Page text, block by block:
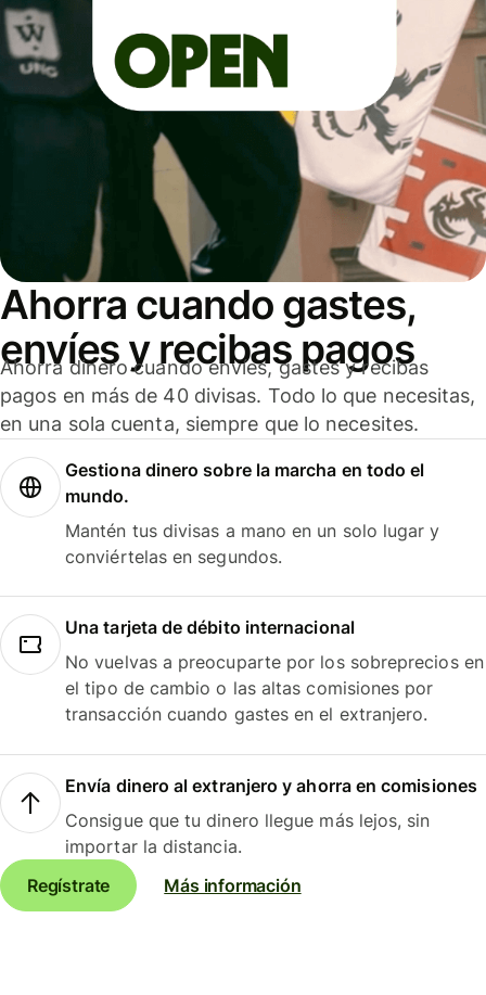
Ahorra cuando gastes,
envíes y recibas pagos
Ahorra dinero cuando envíes, gastes y recibas
pagos en más de 40 divisas. Todo lo que necesitas,
en una sola cuenta, siempre que lo necesites.
Gestiona dinero sobre la marcha en todo el
mundo.
Mantén tus divisas a mano en un solo lugar y
conviértelas en segundos.
Una tarjeta de débito internacional
No vuelvas a preocuparte por los sobreprecios en
el tipo de cambio o las altas comisiones por
transacción cuando gastes en el extranjero.
Envía dinero al extranjero y ahorra en comisiones
Consigue que tu dinero llegue más lejos, sin
importar la distancia.
Regístrate
Más información